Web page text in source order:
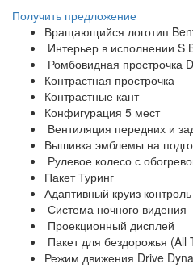
Получить предложение
Вращающийся логотип
Интерьер в исполнении S
Ромбовидная прострочка
Контрастная прострочка
Контрастные кант
Конфигурация 5 мест
Вентиляция передних и
Вышивка эмблемы на
Рулевое колесо с
Пакет Туринг
Адаптивный круиз контроль
Система ночного видения
⁠Проекционный дисплей
Пакет для бездорожья (All
Режим движения Drive